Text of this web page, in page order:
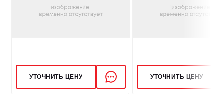
УТОЧНИТЬ ЦЕНУ УТОЧНИТЬ ЦЕНУ